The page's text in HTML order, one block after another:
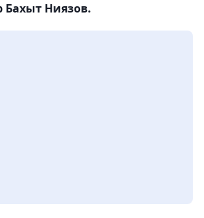
Бахыт Ниязов.